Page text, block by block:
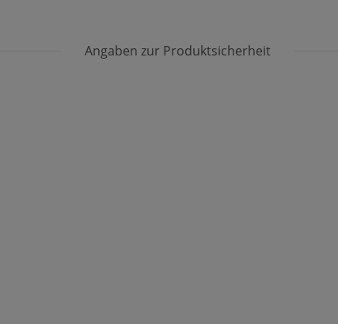
Angaben zur Produktsicherheit